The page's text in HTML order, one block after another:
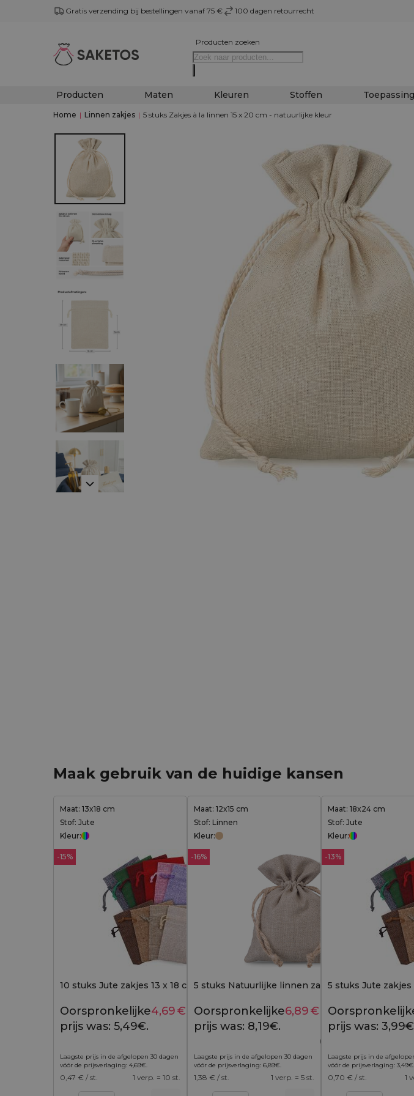
Gratis verzending bij bestellingen vanaf 75 € 100 dagen retourrecht
Producten zoeken
Producten Maten Kleuren Stoffen
Home | Linnen zakjes | 5 stuks Zakjes à la linnen 15 x 20 cm - natuurlijke kleur
Maak gebruik van de huidige kansen
Maat: 13x18 cm
Stof: Jute
Kleur:
-15%
10 stuks Jute zakjes 13 x 18 cm - kleurenmix
5,49 €
Oorspronkelijke
prijs was: 5,49€.
4,69€ Huidige
prijs is:
Laagste prijs in de afgelopen 30 dagen
vóór de prijsverlaging: 4,69€.
0,47 € / st. 1 verp. = 10 st.
Maat: 12x15 cm
Stof: Linnen
Kleur:
-16%
5 stuks Natuurlijke linnen zakjes 12 x 15 cm
8,19 €
Oorspronkelijke
prijs was: 8,19€.
6,89€ Huidige
prijs is:
6,89€.
Laagste prijs in de afgelopen 30 dagen
vóór de prijsverlaging: 6,89€.
1,38 € / st. 1 verp. = 5 st.
Maat: 18x24 cm
Stof: Jute
Kleur:
-13%
5 stuks Jute
prijs was:
Laagste prijs in de
vóór de prijsverlaging: 3,49€.
0,70 € / st. 1